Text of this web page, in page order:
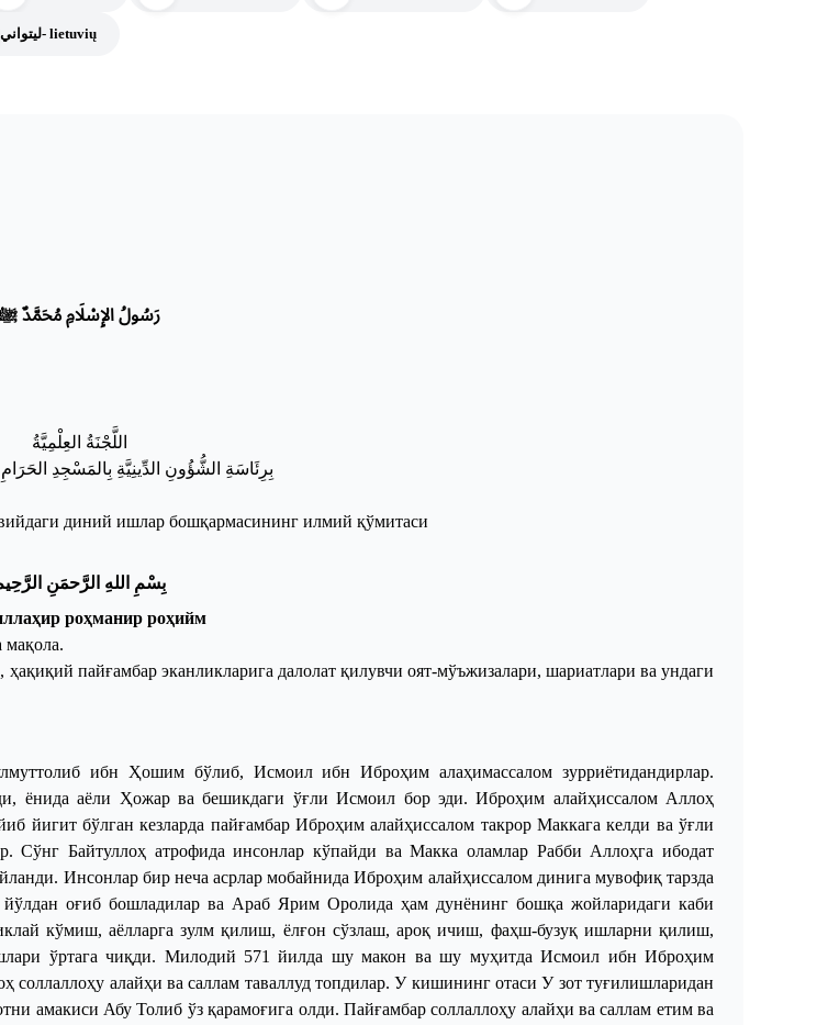
ليتواني- lietuvių
رَسُولُ الإِسْلَامِ مُحَمَّدٌ
اللَّجْنَةُ العِلْمِيَّةُ
بِرِئَاسَةِ الشُّؤُونِ الدِّينِيَّةِ بِالمَسْجِدِ الحَرَامِ
диний ишлар бошқармасининг илмий қўмитаси
بسم الله الرحمن الرح
роҳманир роҳийм
мақола.
, ҳақиқий пайғамбар эканликларига далолат қилувчи оят-мўъжизалари,шариатлари ва ундаги
ибн Ҳошим бўлиб, Исмоил ибн Иброҳим алаҳимассалом зурриётидандирлар.
ёнида аёли Ҳожар ва бешикдаги ўғли Исмоил бор эди. Иброҳим алайҳиссалом Аллоҳ
йигит бўлган кезларда пайғамбар Иброҳим алайҳиссалом такрор Маккага келди ва ўғли
Байтуллоҳ атрофида инсонлар кўпайди ва Макка оламлар Рабби Аллоҳга ибодат
Инсонлар бир неча асрлар мобайнида Иброҳим алайҳиссалом динига мувофиқ тарзда
оғиб бошладилар ва Араб Ярим Оролида ҳам дунёнинг бошқа жойларидаги каби
кўмиш, аёлларга зулм қилиш, ёлғон сўзлаш, ароқ ичиш, фаҳш-бузуқ ишларни қилиш,
ўртага чиқди. Милодий 571 йилда шу макон ва шу муҳитда Исмоил ибн Иброҳим
алайҳи ва саллам таваллуд топдилар.У кишининг отасиУзот туғилишларидан
амакиси Абу Толиб ўз қарамоғига олди. Пайғамбар соллаллоҳу алайҳи ва саллам етим ва